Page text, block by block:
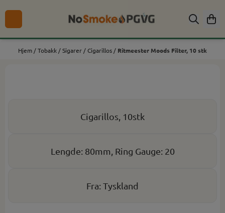
Hopp til innhold
Hjem /Tobakk /Sigarer /Cigarillos / Ritmeester Moods Filter, 10 stk
Cigarillos, 10stk
Lengde: 80mm, Ring Gauge: 20
Fra: Tyskland